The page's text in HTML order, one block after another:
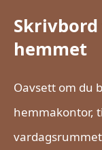
hemmet
Oavsett om du
hemmakontor,